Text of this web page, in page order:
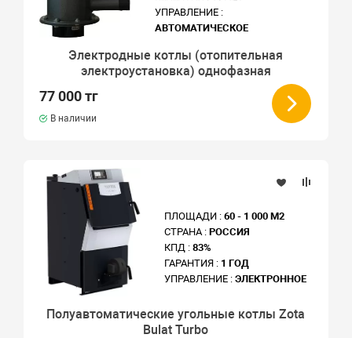
УПРАВЛЕНИЕ :
АВТОМАТИЧЕСКОЕ
Электродные котлы (отопительная
электроустановка) однофазная
77 000 тг
В наличии
ПЛОЩАДИ :60 - 1 000 М2
СТРАНА :РОССИЯ
КПД :83%
ГАРАНТИЯ : 1 ГОД
УПРАВЛЕНИЕ :ЭЛЕКТРОННОЕ
Полуавтоматические угольные котлы Zota
Bulat Turbo